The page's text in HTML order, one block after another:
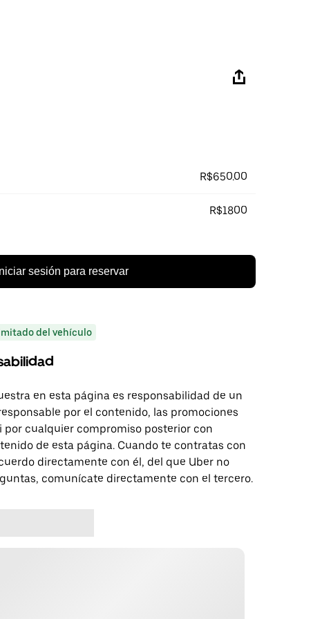
R$650.00
R$1800
Iniciar sesión para reservar
del vehículo
en esta página es responsabilidad de un
por el contenido, las promociones
por cualquier compromiso posterior con
de esta página. Cuando te contratas con
directamente con él, del que Uber no
comunícate directamente con el tercero.